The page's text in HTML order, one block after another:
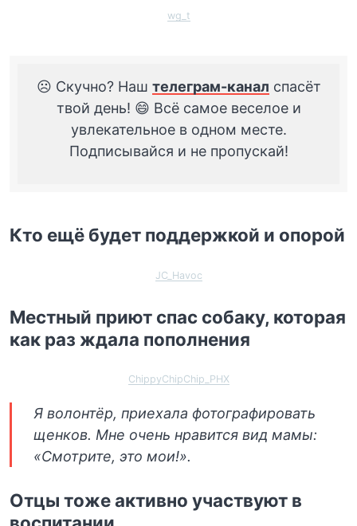
wg_t
☹️ Скучно? Наш телеграм-канал спасёт
твой день! 😄 Всё самое веселое и
увлекательное в одном месте.
Подписывайся и не пропускай!
Кто ещё будет поддержкой и опорой
JC_Havoc
Местный приют спас собаку, которая
как раз ждала пополнения
ChippyChipChip_PHX
Я волонтёр, приехала фотографировать
щенков. Мне очень нравится вид мамы:
«Смотрите, это мои!».
Отцы тоже активно участвуют в